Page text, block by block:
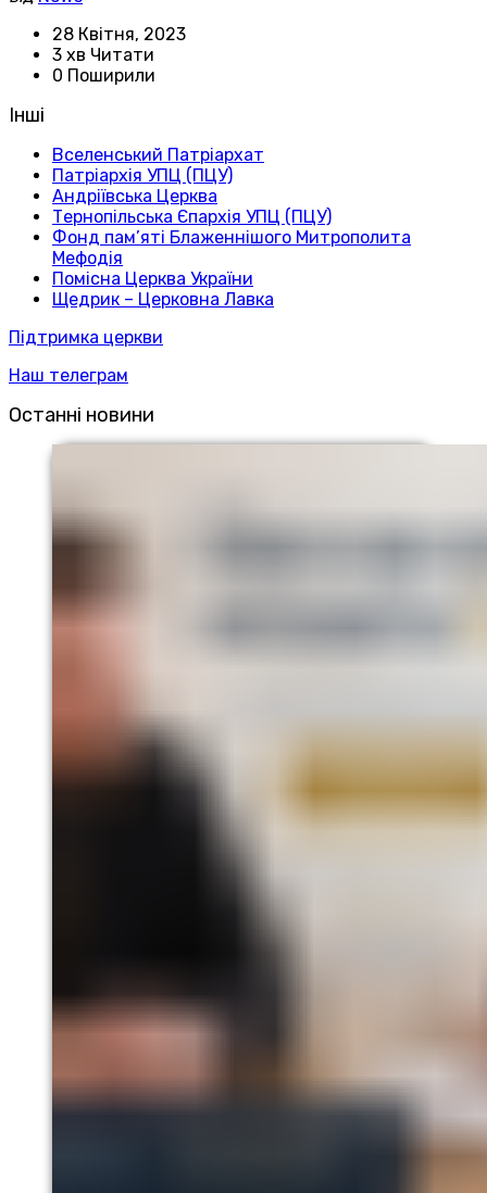
28 Квітня, 2023
3 хв Читати
0 Поширили
Інші
Вселенський Патріархат
Патріархія УПЦ (ПЦУ)
Андріївська Церква
Тернопільська Єпархія УПЦ (ПЦУ)
Фонд пам’яті Блаженнішого Митрополита
Мефодія
Помісна Церква України
Щедрик – Церковна Лавка
Підтримка церкви
Наш телеграм
Останні новини